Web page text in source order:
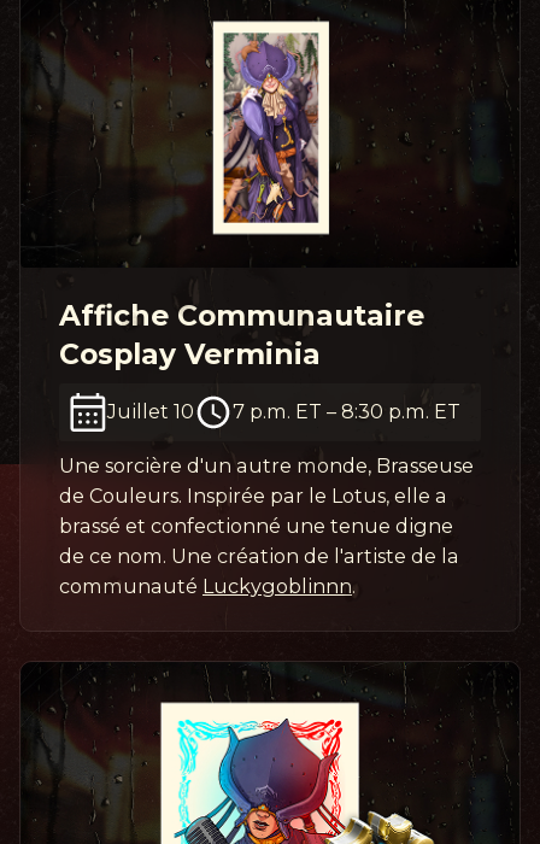
Affiche Communautaire
Cosplay Verminia
Juillet 10 7 p.m. ET – 8:30 p.m. ET
Une sorcière d'un autre monde, Brasseuse
de Couleurs. Inspirée par le Lotus, elle a
brassé et confectionné une tenue digne
de ce nom. Une création de l'artiste de la
communauté Luckygoblinnn.